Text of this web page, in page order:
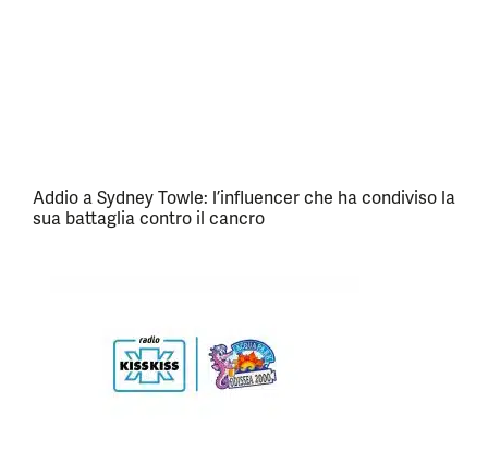
Addio a Sydney Towle: l’influencer che ha condiviso la
sua battaglia contro il cancro